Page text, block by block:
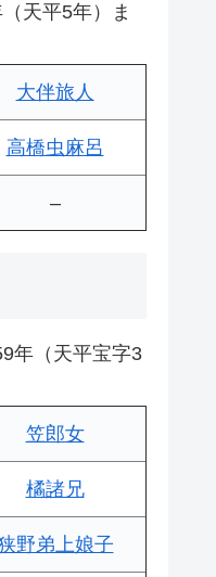
天平5年）ま
大伴旅人
高橋虫麻呂
–
年（天平宝字3
笠郎女
橘諸兄
野弟上娘子